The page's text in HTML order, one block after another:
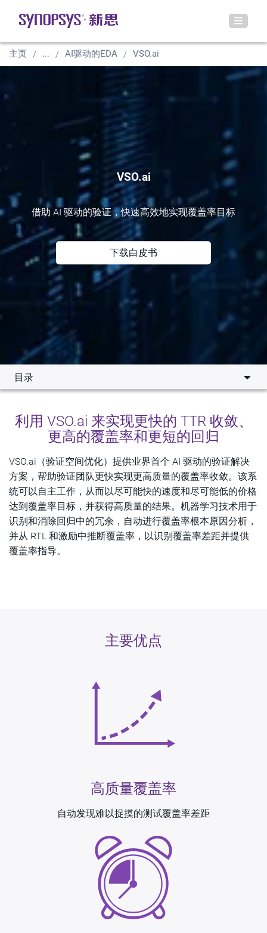
主页 ... AI驱动的EDA VSO.ai
VSO.ai
借助 AI 驱动的验证，快速高效地实现覆盖率目标
下载白皮书
目录
功能
合作评价
资源
相关工具
利用 VSO.ai 来实现更快的 TTR 收敛、
更高的覆盖率和更短的回归
VSO.ai（验证空间优化）提供业界首个 AI 驱动的验证解决
方案，帮助验证团队更快实现更高质量的覆盖率收敛。该系
统可以自主工作，从而以尽可能快的速度和尽可能低的价格
达到覆盖率目标，并获得高质量的结果。机器学习技术用于
识别和消除回归中的冗余，自动进行覆盖率根本原因分析，
并从 RTL 和激励中推断覆盖率，以识别覆盖率差距并提供
覆盖率指导。
主要优点
高质量覆盖率
自动发现难以捉摸的测试覆盖率差距